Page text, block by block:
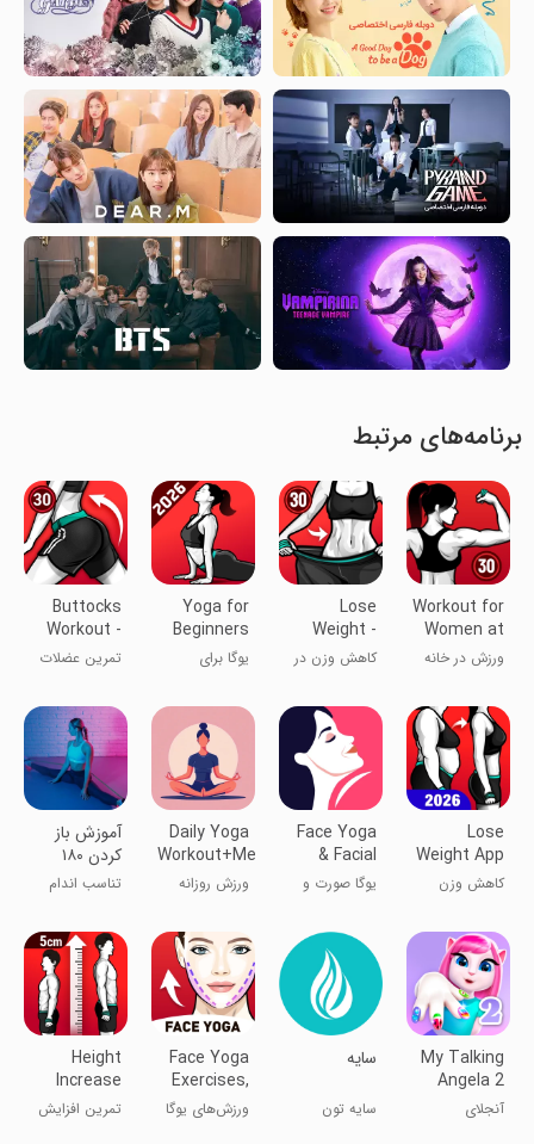
برنامه‌های مرتبط
Workout for
Women at
home
ورزش در خانه
Lose
Weight -
Weight
Loss App
کاهش وزن در
Yoga for
Beginners
Weight
Loss
یوگا برای
کاهش وزن
Buttocks
Workout -
Hips, Butt
تمرین عضلات
Lose
Weight App
for Women
کاهش وزن
Face Yoga
& Facial
Exercises
یوگا صورت و
Daily Yoga
Workout+Meditation
ورزش روزانه
آموزش باز
کردن ۱۸۰
درجه‌ی پا
تناسب اندام
My Talking
Angela 2
آنجلای
سایه
سایه تون
Face Yoga
Exercises,
Skin Care
ورزش‌های یوگا
Height
Increase
Workout
تمرین افزایش